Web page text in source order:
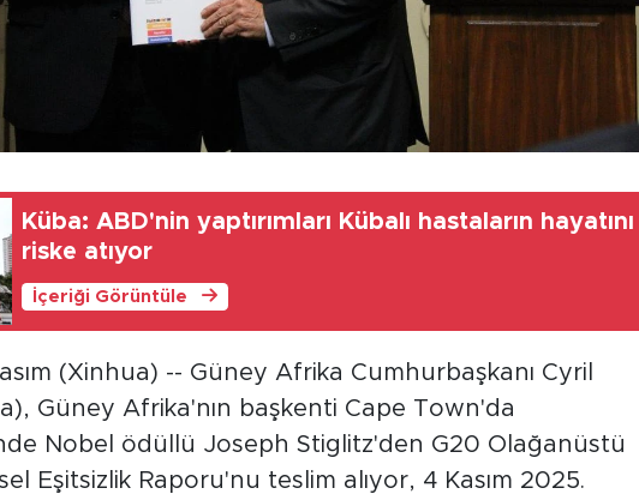
Küba: ABD'nin yaptırımları Kübalı hastaların hayatını
riske atıyor
İçeriği Görüntüle
(Xinhua) -- Güney Afrika Cumhurbaşkanı Cyril
Güney Afrika'nın başkenti Cape Town'da
Nobel ödüllü Joseph Stiglitz'den G20 Olağanüstü
Eşitsizlik Raporu'nu teslim alıyor, 4 Kasım 2025.